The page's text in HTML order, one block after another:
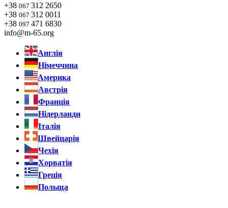
+38 067 312 2650
+38 067 312 0011
+38 097 471 6830
info@m-65.org
Англія
Німеччина
Америка
Австрія
Франція
Нідерланди
Італія
Швейцарія
Чехія
Хорватія
Греція
Польща